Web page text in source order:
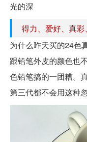
光的深
得力、爱好、真彩
为什么昨天买的24色
跟铅笔外皮的颜色也
色铅笔搞的一团糟。
第三代都不会用这种